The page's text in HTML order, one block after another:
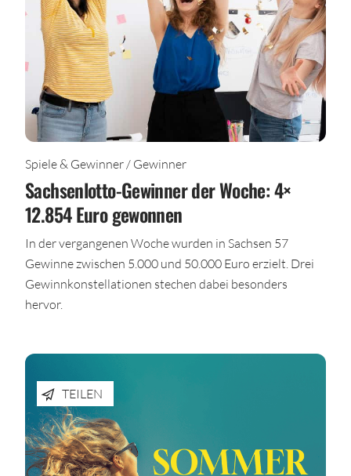
Spiele & Gewinner / Gewinner
Sachsenlotto-Gewinner der Woche: 4×
12.854 Euro gewonnen
In der vergangenen Woche wurden in Sachsen 57
Gewinne zwischen 5.000 und 50.000 Euro erzielt. Drei
Gewinnkonstellationen stechen dabei besonders
hervor.
TEILEN